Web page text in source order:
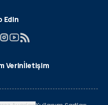
Edin
Verinİletişim